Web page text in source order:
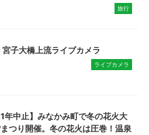
旅行
宮子大橋上流ライブカメラ
ライブカメラ
年中止】みなかみ町で冬の花火大
つり開催。冬の花火は圧巻！温泉